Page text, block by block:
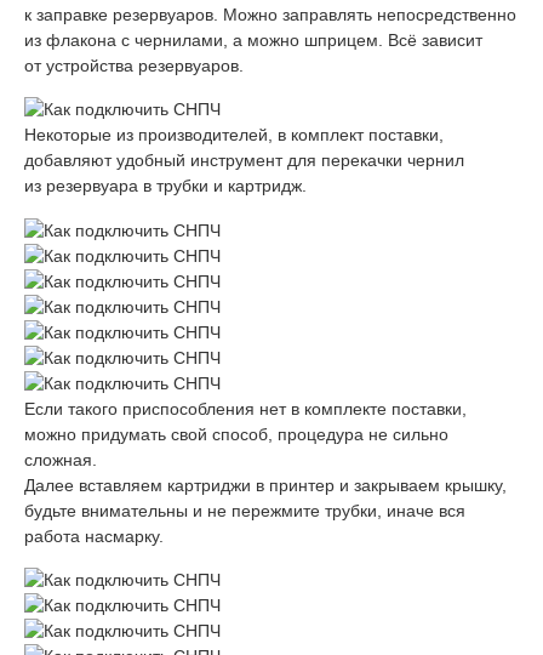
к заправке резервуаров. Можно заправлять непосредственно
из флакона с чернилами, а можно шприцем. Всё зависит
от устройства резервуаров.
Некоторые из производителей, в комплект поставки,
добавляют удобный инструмент для перекачки чернил
из резервуара в трубки и картридж.
Если такого приспособления нет в комплекте поставки,
можно придумать свой способ, процедура не сильно
сложная.
Далее вставляем картриджи в принтер и закрываем крышку,
будьте внимательны и не пережмите трубки, иначе вся
работа насмарку.